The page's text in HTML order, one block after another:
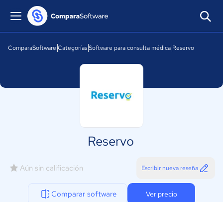
ComparaSoftware CategoríasSoftware para consulta médica Reservo
Reservo
Aún sin calificación Escribir nueva reseña
Comparar software Ver precio